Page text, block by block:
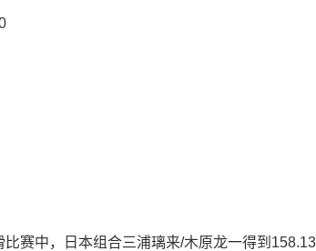
赛中，日本组合三浦璃来/木原龙一得到